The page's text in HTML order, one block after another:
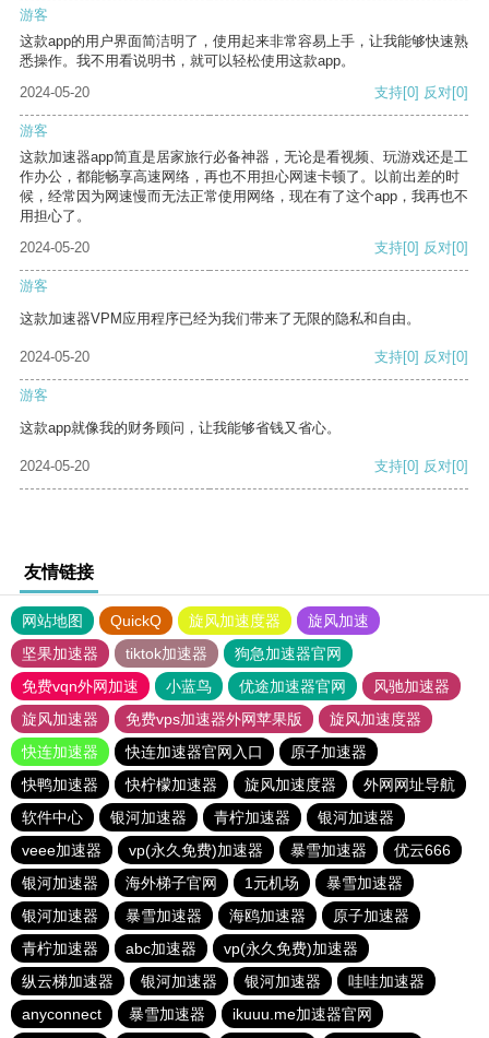
游客
这款app的用户界面简洁明了，使用起来非常容易上手，让我能够快速熟
悉操作。我不用看说明书，就可以轻松使用这款app。
2024-05-20
支持[0] 反对[0]
游客
这款加速器app简直是居家旅行必备神器，无论是看视频、玩游戏还是工
作办公，都能畅享高速网络，再也不用担心网速卡顿了。以前出差的时
候，经常因为网速慢而无法正常使用网络，现在有了这个app，我再也不
用担心了。
2024-05-20
支持[0] 反对[0]
游客
这款加速器VPM应用程序已经为我们带来了无限的隐私和自由。
2024-05-20 支持[0] 反对[0]
游客
这款app就像我的财务顾问，让我能够省钱又省心。
2024-05-20 支持[0] 反对[0]
友情链接
网站地图 QuickQ 旋风加速度器
旋风加速
坚果加速器
tiktok加速器
狗急加速器官网
免费vqn外网加速
小蓝鸟 优途加速器官网
风驰加速器
旋风加速器
免费vps加速器外网苹果版
旋风加速度器
快连加速器
快连加速器官网入口
原子加速器
快鸭加速器
快柠檬加速器 旋风加速度器
外网网址导航
软件中心
银河加速器 青柠加速器
银河加速器
veee加速器
vp(永久免费)加速器 暴雪加速器
优云666
银河加速器
海外梯子官网 1元机场
暴雪加速器
银河加速器
暴雪加速器 海鸥加速器
原子加速器
青柠加速器
abc加速器
vp(永久免费)加速器
纵云梯加速器
银河加速器 银河加速器
哇哇加速器
anyconnect
暴雪加速器 ikuuu.me加速器官网